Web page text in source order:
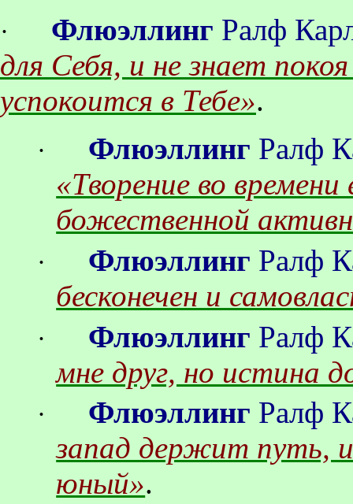
· Флюэллинг Ралф
для Себя, и не знает
успокоится в Тебе».
· Флюэллинг Ралф
«Творение во времени
божественной
· Флюэллинг Ралф
бесконечен и
· Флюэллинг Ралф
мне друг, но истина
· Флюэллинг Ралф
запад держит путь,
юный».